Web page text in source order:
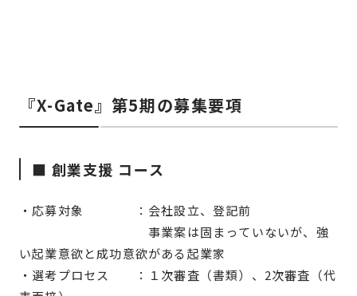
『X-Gate』第5期の募集要項
■ 創業支援 コース
・応募対象 ：会社設立、登記前
事業案は固まっていないが、強
い起業意欲と成功意欲がある起業家
・選考プロセス ：１次審査（書類）、2次審査（代